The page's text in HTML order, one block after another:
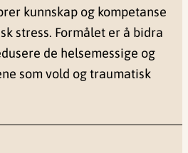
kunnskap og kompetanse
stress. Formålet er å bidra
de helsemessige og
som vold og traumatisk